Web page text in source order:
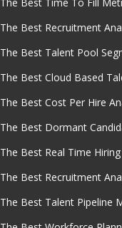
The Best Recruitment
The Best Talent Pool
The Best Cloud Based
The Best Cost Per Hire
The Best Dormant
The Best Real Time
The Best Recruitment
The Best Talent Pipeline